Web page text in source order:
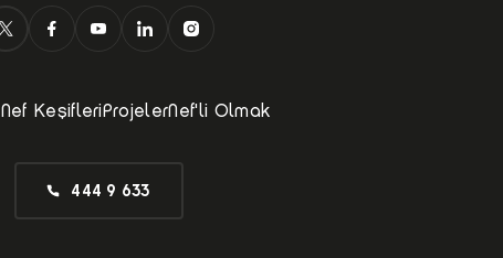
Nef KeşifleriProjelerNef'li Olmak
444 9 633